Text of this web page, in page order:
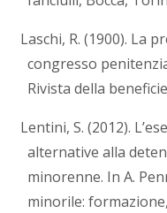
Laschi, R. (1900). La
congresso
Rivista della
Lentini, S. (2012).
alternative alla
minorenne. In A.
minorile: